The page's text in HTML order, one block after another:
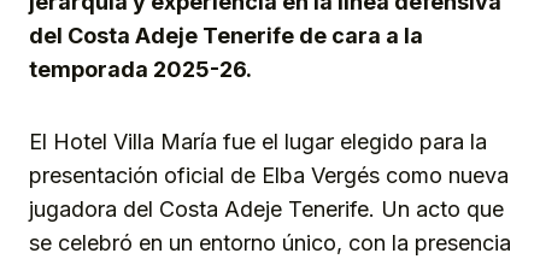
del Costa Adeje Tenerife de cara a la
temporada 2025-26.
El Hotel Villa María fue el lugar elegido para la
presentación oficial de Elba Vergés como nueva
jugadora del Costa Adeje Tenerife. Un acto que
se celebró en un entorno único, con la presencia